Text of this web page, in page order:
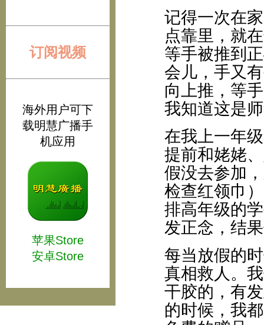
订阅视频
海外用户可下
载明慧广播手
机应用
苹果Store
安卓Store
记得一次在
点靠里，就
等手被推到
会儿，手又
向上推，等
我知道这是
在我上一年
提前和姥姥
假没去参加
检查红领巾
排高年级的
发正念，结
每当放假的
真相救人。
干胶的，有
的时候，我